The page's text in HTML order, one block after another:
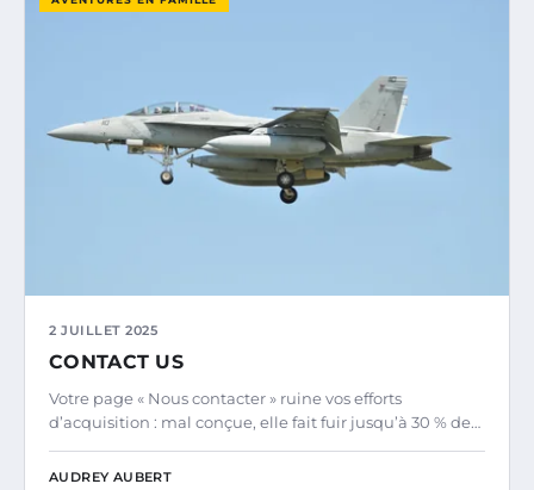
2 JUILLET 2025
CONTACT US
Votre page « Nous contacter » ruine vos efforts
d’acquisition : mal conçue, elle fait fuir jusqu’à 30 % de…
AUDREY AUBERT